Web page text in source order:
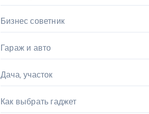
Бизнес советник
Гараж и авто
Дача, участок
Как выбрать гаджет